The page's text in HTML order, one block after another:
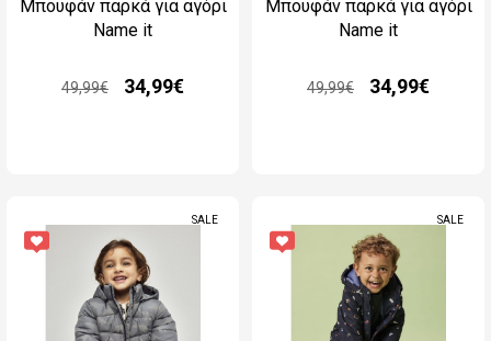
Μπουφάν παρκά για αγόρι
Name it
49,99€ 34,99€
Μπουφάν παρκά για αγόρι
Name it
49,99€ 34,99€
SALE SALE